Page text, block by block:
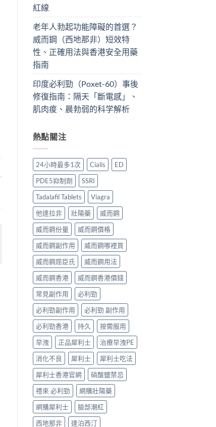
紅線
老年人勃起功能障礙的首選？
威而鋼（西地那非）短效特
性、正確用法與香港安全用藥
指南
印度必利勁（Poxet-60）事後
修復指南：隔天「斷電感」、
肌肉痠、晨勃弱的科学解析
熱點關注
24小時最多1次 Cialis
ED
PDE5抑制劑
SSRI
Tadalafil Tablets
Viagra
他達拉非
壯陽藥
威而鋼
威而鋼份量
威而鋼價格
威而鋼副作用
威而鋼哪裡買
威而鋼屈臣氏
威而鋼用法
威而鋼香港
威而鋼香港價錢
常見副作用
必利勁
必利勁副作用
必利勁 副作用
必利勁香港
持久
按需服用
早洩
正品犀利士
治療早洩PE
消化不良
犀利士
犀利士吃法
犀利士香港官網
硝酸鹽禁忌
禮來 必利勁
網購壯陽藥
網購犀利士
臉部潮紅
西地那非
達泊西汀